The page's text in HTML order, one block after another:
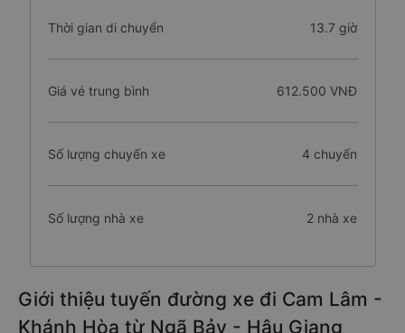
Thời gian di chuyển 13.7 giờ
Giá vé trung bình 612.500 VNĐ
Số lượng chuyến xe 4 chuyến
Số lượng nhà xe 2 nhà xe
Giới thiệu tuyến đường xe đi Cam Lâm -
Khánh Hòa từ Ngã Bảy - Hậu Giang